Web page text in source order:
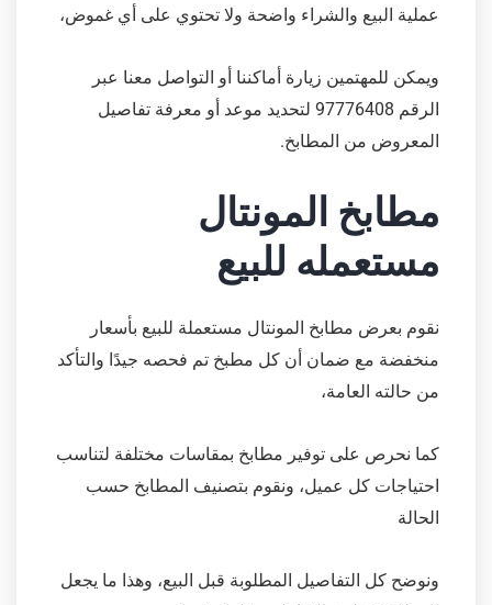
عملية البيع والشراء واضحة ولا تحتوي على أي غموض،
ويمكن للمهتمين زيارة أماكننا أو التواصل معنا عبر
الرقم 97776408 لتحديد موعد أو معرفة تفاصيل
المعروض من المطابخ.
مطابخ المونتال
مستعمله للبيع
نقوم بعرض مطابخ المونتال مستعملة للبيع بأسعار
منخفضة مع ضمان أن كل مطبخ تم فحصه جيدًا والتأكد
من حالته العامة،
كما نحرص على توفير مطابخ بمقاسات مختلفة لتناسب
احتياجات كل عميل، ونقوم بتصنيف المطابخ حسب
الحالة
ونوضح كل التفاصيل المطلوبة قبل البيع، وهذا ما يجعل